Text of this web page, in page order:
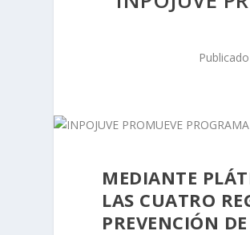
MEDIANTE
LAS CUATRO
PREVENCIÓN